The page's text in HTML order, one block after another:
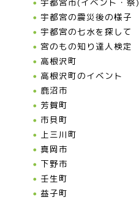
宇都宮の震災後の様子
宇都宮の七水を探して
宮のもの知り達人検定
高根沢町
高根沢町のイベント
鹿沼市
芳賀町
市貝町
上三川町
真岡市
下野市
壬生町
益子町